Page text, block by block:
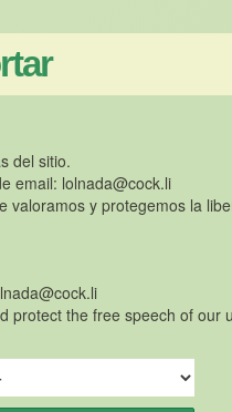
del sitio.
email: lolnada@cock.li
y protegemos la
protect the free speech of our